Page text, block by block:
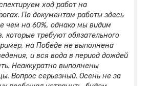
ход работ на
По документам работы здесь
чем на 60%, однако мы видим
которые требуют обязательного
на Победе не выполнена
и вся вода в период дождей
Неаккуратно выполнены
Вопрос серьезный. Осень не за